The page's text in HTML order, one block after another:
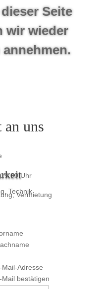
Seite
wir wieder
uns
Uhr
Technik
Vermietung
Mail-Adresse
Mail bestätigen